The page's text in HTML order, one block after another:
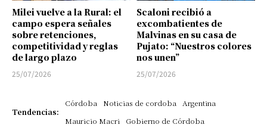
Milei vuelve a la Rural: el
campo espera señales
sobre retenciones,
competitividad y reglas
de largo plazo
25/07/2026
Scaloni recibió a
excombatientes de
Malvinas en su casa de
Pujato: “Nuestros colores
nos unen”
25/07/2026
Tendencias:
Córdoba Noticias de cordoba
Argentina
Mauricio Macri
Gobierno de Córdoba